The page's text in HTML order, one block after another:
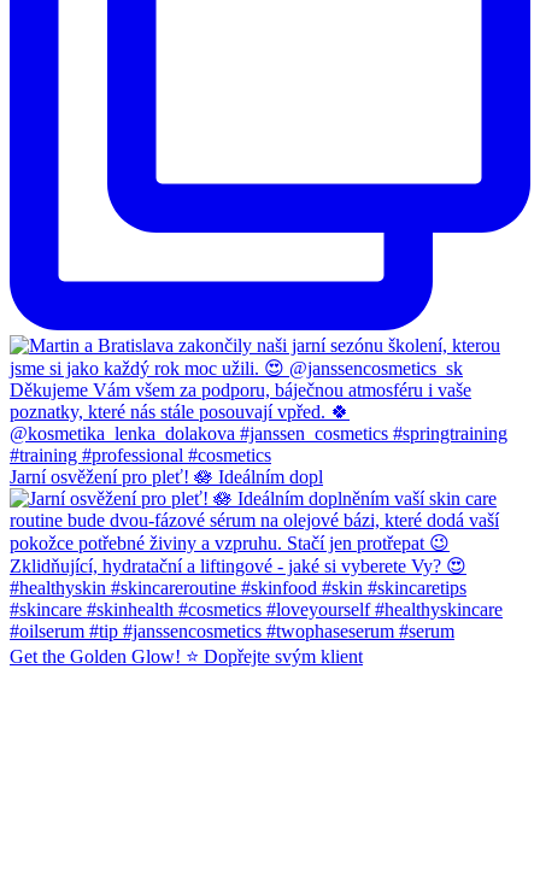
Jarní osvěžení pro pleť! 🪷 Ideálním dopl
Get the Golden Glow! ⭐️ Dopřejte svým klient